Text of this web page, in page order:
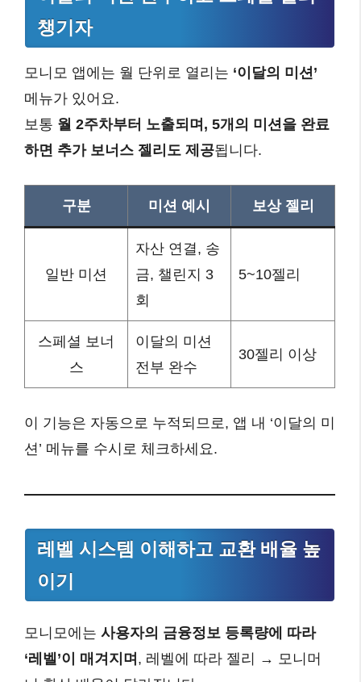
챙기자
모니모 앱에는 월 단위로 열리는 ‘이달의 미션’
메뉴가 있어요.
보통 월 2주차부터 노출되며, 5개의 미션을 완료
하면 추가 보너스 젤리도 제공됩니다.
구분 미션 예시 보상 젤리
일반 미션
자산 연결, 송
금, 챌린지 3
회
5~10젤리
스페셜 보너
스
이달의 미션
전부 완수
30젤리 이상
이 기능은 자동으로 누적되므로, 앱 내 ‘이달의 미
션’ 메뉴를 수시로 체크하세요.
레벨 시스템 이해하고 교환 배율 높
이기
모니모에는 사용자의 금융정보 등록량에 따라
‘레벨’이 매겨지며 , 레벨에 따라 젤리 → 모니머